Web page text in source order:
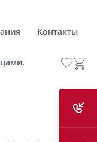
Контакты